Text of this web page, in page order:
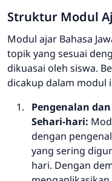
Struktur Modul
Modul ajar Bahasa
topik yang sesuai
dikuasai oleh siswa.
dicakup dalam modul
Pengenalan
Sehari-hari:
dengan
yang sering
hari. Dengan